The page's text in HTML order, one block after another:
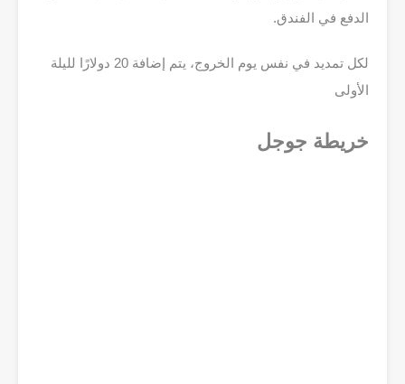
الدفع في الفندق.
لكل تمديد في نفس يوم الخروج، يتم إضافة 20 دولارًا لليلة
الأولى
خريطة جوجل